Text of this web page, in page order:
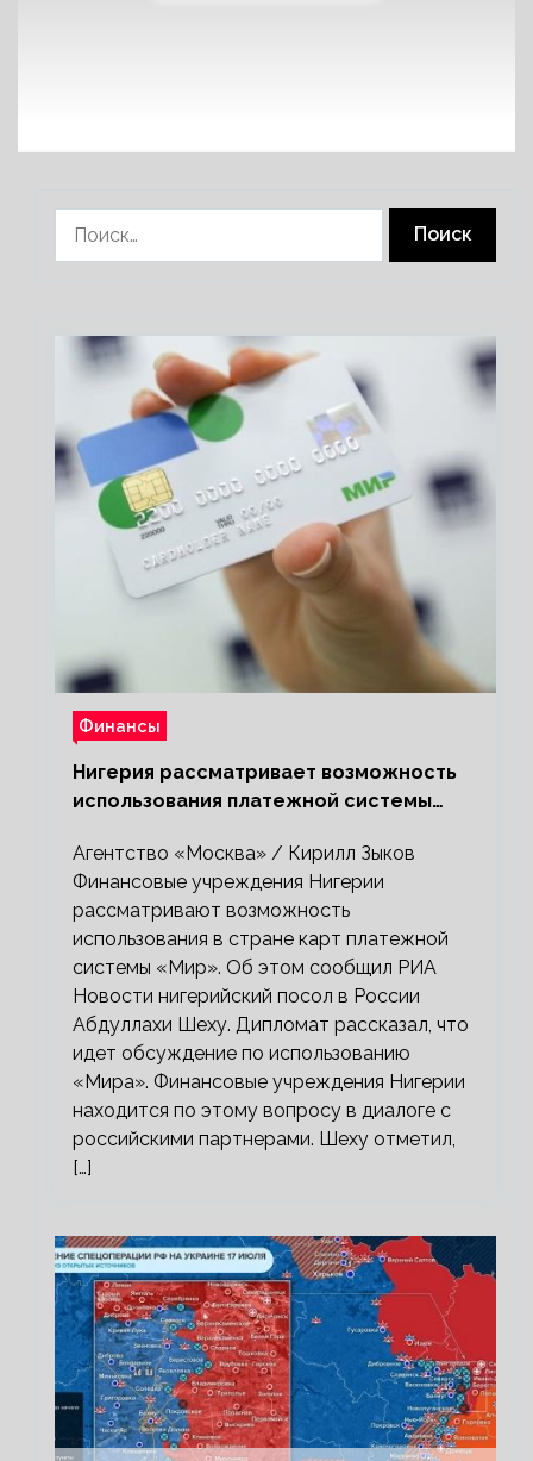
Финансы
Нигерия рассматривает возможность
использования платежной системы
Агентство «Москва» / Кирилл Зыков
Финансовые учреждения Нигерии
рассматривают возможность
использования в стране карт платежной
системы «Мир». Об этом сообщил РИА
Новости нигерийский посол в России
Абдуллахи Шеху. Дипломат рассказал, что
идет обсуждение по использованию
«Мира». Финансовые учреждения Нигерии
находится по этому вопросу в диалоге с
российскими партнерами. Шеху отметил,
[…]